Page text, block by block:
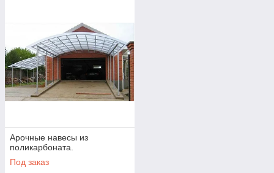
Арочные навесы из
поликарбоната.
Под заказ